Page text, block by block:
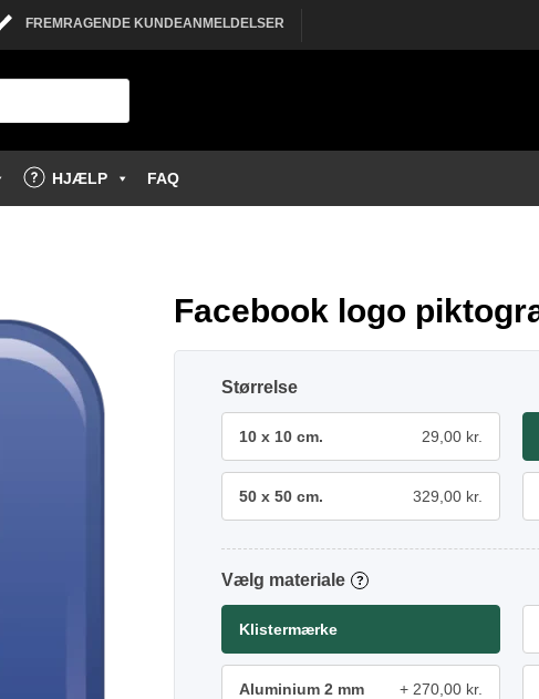
FREMRAGENDE KUNDEANMELDELSER
HJÆLP FAQ
Facebook logo
Størrelse
10 x 10 cm. 29,00 kr.
50 x 50 cm. 329,00 kr.
materiale ?
Klistermærke
Aluminium 2 mm 270,00 kr.